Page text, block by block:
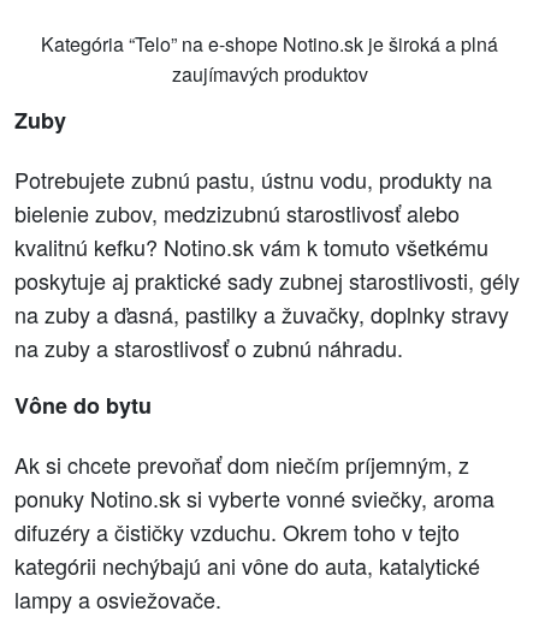
Kategória “Telo” na e-shope Notino.sk je široká a plná
zaujímavých produktov
Zuby
Potrebujete zubnú pastu, ústnu vodu, produkty na
bielenie zubov, medzizubnú starostlivosť alebo
kvalitnú kefku? Notino.sk vám k tomuto všetkému
poskytuje aj praktické sady zubnej starostlivosti, gély
na zuby a ďasná, pastilky a žuvačky, doplnky stravy
na zuby a starostlivosť o zubnú náhradu.
Vône do bytu
Ak si chcete prevoňať dom niečím príjemným, z
ponuky Notino.sk si vyberte vonné sviečky, aroma
difuzéry a čističky vzduchu. Okrem toho v tejto
kategórii nechýbajú ani vône do auta, katalytické
lampy a osviežovače.